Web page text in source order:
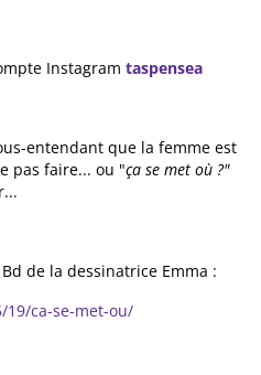
Instagram taspensea
entendant que la femme est
pas faire... ou "ça se met où ?"
de la dessinatrice Emma :
ca-se-met-ou/